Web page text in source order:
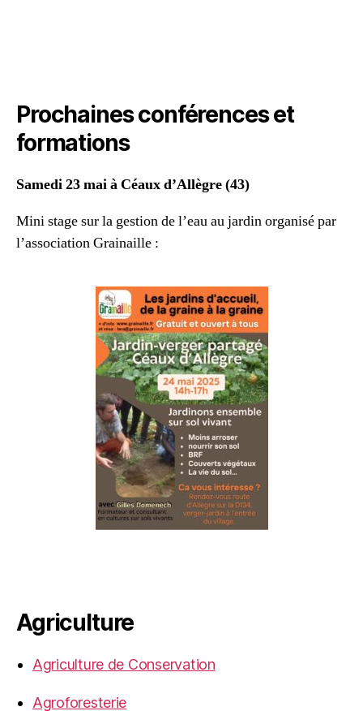
Prochaines conférences et
formations
Samedi 23 mai à Céaux d’Allègre (43)
Mini stage sur la gestion de l’eau au jardin organisé par
l’association Grainaille :
Agriculture
Agriculture de Conservation
Agroforesterie